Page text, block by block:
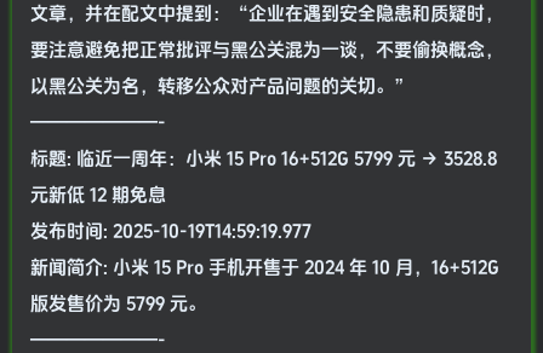
文章，并在配文中提到：“企业在遇到安全隐患和质疑时，
要注意避免把正常批评与黑公关混为一谈，不要偷换概念，
以黑公关为名，转移公众对产品问题的关切。”
———————-
标题: 临近一周年：小米 15 Pro 16+512G 5799 元 → 3528.8
元新低 12 期免息
发布时间: 2025-10-19T14:59:19.977
新闻简介: 小米 15 Pro 手机开售于 2024 年 10 月，16+512G
版发售价为 5799 元。
———————-